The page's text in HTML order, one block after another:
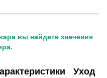
вы найдете значения
Уход